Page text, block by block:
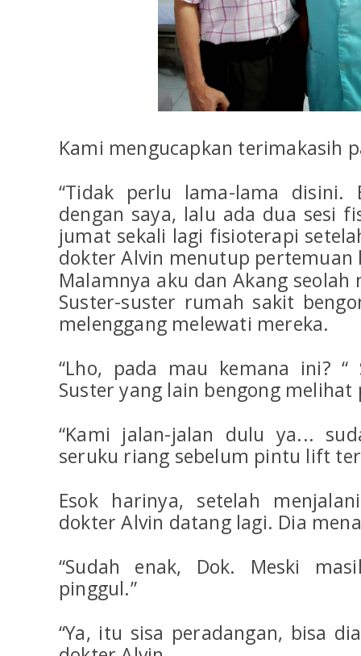
Kami mengucapkan terimakasih
“Tidak perlu lama-lama disini.
dengan saya, lalu ada dua sesi
jumat sekali lagi fisioterapi
dokter Alvin menutup
Malamnya aku dan Akang
Suster-suster rumah sakit
melenggang melewati mereka.
“Lho, pada mau kemana ini?
Suster yang lain bengong
“Kami jalan-jalan dulu ya...
seruku riang sebelum pintu lift
Esok harinya, setelah
dokter Alvin datang lagi. Dia
“Sudah enak, Dok. Meski
pinggul.”
“Ya, itu sisa peradangan, bisa